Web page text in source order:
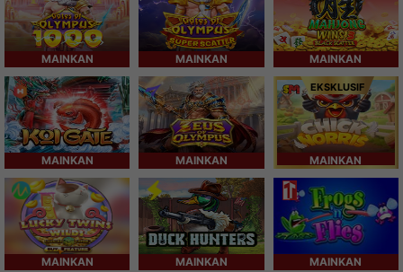
MAINKAN MAINKAN MAINKAN
MAINKAN MAINKAN
EKSKLUSIF
MAINKAN
MAINKAN MAINKAN MAINKAN